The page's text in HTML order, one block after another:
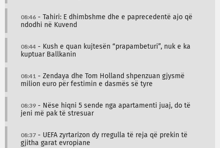
08:46 - Tahiri: E dhimbshme dhe e paprecedentë ajo që
ndodhi në Kuvend
08:44 - Kush e quan kujtesën “prapambeturi”, nuk e ka
kuptuar Ballkanin
08:41 - Zendaya dhe Tom Holland shpenzuan gjysmë
milion euro për festimin e dasmës së tyre
08:39 - Nëse hiqni 5 sende nga apartamenti juaj, do të
jeni më pak të stresuar
08:37 - UEFA zyrtarizon dy rregulla të reja që prekin të
gjitha garat evropiane